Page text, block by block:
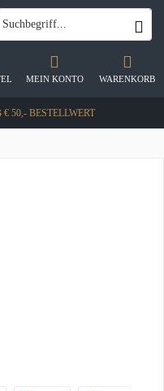
50,- BESTELLWERT
WARENKORB
MEIN KONTO